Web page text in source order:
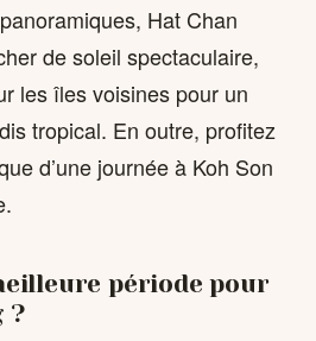
Hat Chan
de soleil spectaculaire,
les îles voisines pour un
tropical. En outre, profitez
d’une journée à Koh Son
période pour
?